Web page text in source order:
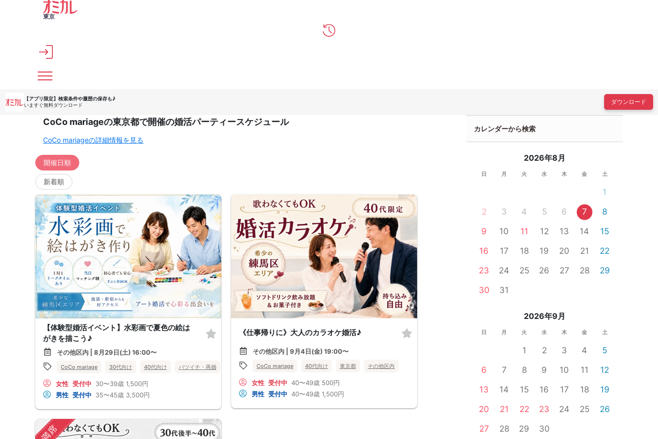
メインコンテンツへスキップ
東京
【アプリ限定】 検索条件や履歴の保存も♪
いますぐ無料ダウンロード
ダウンロード
CoCo mariageの東京都で開催の婚活パーティースケジュール
CoCo mariageの詳細情報を見る
開催日順
新着順
【体験型婚活イベント】水彩画で夏色の絵は
がきを描こう♪
その他区内 | 8月29日(土) 16:00〜
CoCo mariage 30代向け 40代向け バツイチ・再婚 体験コン 東京都 その他区内
女性 受付中 30〜39歳 1,500円
男性 受付中 35〜45歳 3,500円
《仕事帰りに》大人のカラオケ婚活♪
その他区内 | 9月4日(金) 19:00〜
CoCo mariage 40代向け 東京都 その他区内
女性 受付中 40〜49歳 500円
男性 受付中 40〜49歳 1,500円
満席
カレンダーから検索
2026年8月
日 月 火 水 木 金 土
1
2
3 4 5 6 7
8
9
10 11 12 13 14
15
16
17 18 19 20 21
22
23
24 25 26 27 28
29
30
31
2026年9月
日 月 火 水 木 金 土
1 2 3 4
5
6
7 8 9 10 11
12
13
14 15 16 17 18
19
20
21 22 23 24 25
26
27
28 29 30